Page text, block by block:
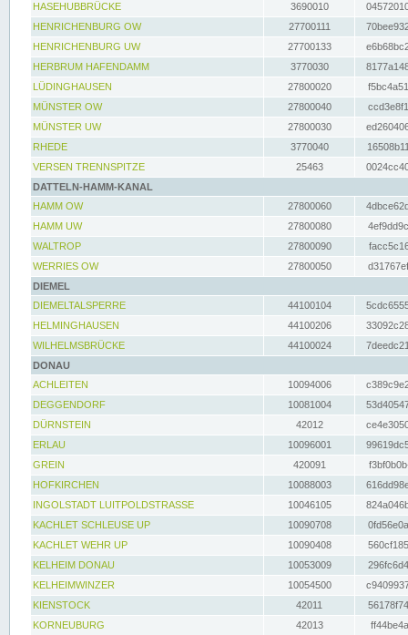
HASEHUBBRÜCKE
3690010
HENRICHENBURG OW
27700111
HENRICHENBURG UW
27700133
HERBRUM HAFENDAMM
3770030
LÜDINGHAUSEN
27800020
MÜNSTER OW
27800040
MÜNSTER UW
27800030
RHEDE
3770040
VERSEN TRENNSPITZE
25463
DATTELN-HAMM-KANAL
HAMM OW
27800060
HAMM UW
27800080
WALTROP
27800090
WERRIES OW
27800050
DIEMEL
DIEMELTALSPERRE
44100104
HELMINGHAUSEN
44100206
WILHELMSBRÜCKE
44100024
DONAU
ACHLEITEN
10094006
DEGGENDORF
10081004
DÜRNSTEIN
42012
ERLAU
10096001
GREIN
420091
HOFKIRCHEN
10088003
INGOLSTADT LUITPOLDSTRASSE
10046105
KACHLET SCHLEUSE UP
10090708
KACHLET WEHR UP
10090408
KELHEIM DONAU
10053009
KELHEIMWINZER
10054500
KIENSTOCK
42011
KORNEUBURG
42013